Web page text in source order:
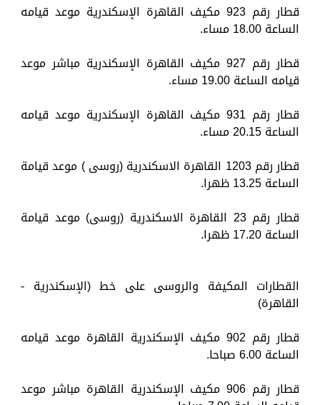
قطار رقم 923 مكيف القاهرة الإسكندرية موعد قيامه
الساعة 18.00 مساء.
قطار رقم 927 مكيف القاهرة الإسكندرية مباشر موعد
قيامه الساعة 19.00 مساء.
قطار رقم 931 مكيف القاهرة الإسكندرية موعد قيامه
الساعة 20.15 مساء.
قطار رقم 1203 القاهرة الاسكندرية (روسى ) موعد قيامة
الساعة 13.25 ظهرا.
قطار رقم 23 القاهرة الاسكندرية (روسى) موعد قيامة
الساعة 17.20 ظهرا.
القطارات المكيفة والروسى على خط (الإسكندرية -
القاهرة)
قطار رقم 902 مكيف الإسكندرية القاهرة موعد قيامه
الساعة 6.00 صباحا.
قطار رقم 906 مكيف الإسكندرية القاهرة مباشر موعد